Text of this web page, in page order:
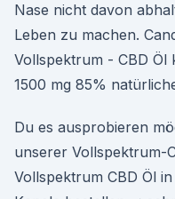
Nase nicht davon
Leben zu machen.
Vollspektrum - CBD Öl
1500 mg 85%
Du es ausprobieren
unserer Vollspektrum-
Vollspektrum CBD Öl